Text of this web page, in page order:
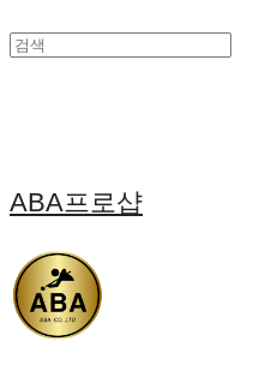
ABA프로샵